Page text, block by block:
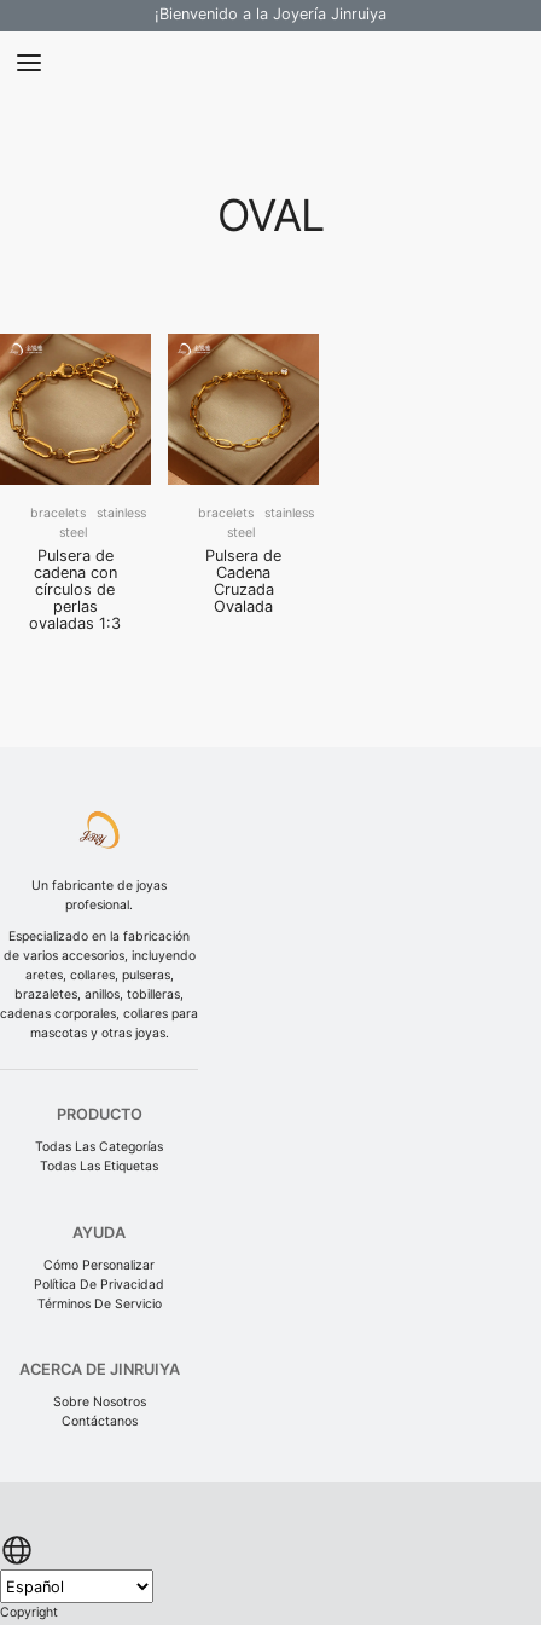
¡Bienvenido a la Joyería Jinruiya
OVAL
bracelets
stainless
steel
Pulsera de
cadena con
círculos de
perlas
ovaladas 1:3
bracelets
stainless
steel
Pulsera de
Cadena
Cruzada
Ovalada
Un fabricante de joyas
profesional.
Especializado en la fabricación
de varios accesorios, incluyendo
aretes, collares, pulseras,
brazaletes, anillos, tobilleras,
cadenas corporales, collares para
mascotas y otras joyas.
PRODUCTO
Todas Las Categorías
Todas Las Etiquetas
AYUDA
Cómo Personalizar
Política De Privacidad
Términos De Servicio
ACERCA DE JINRUIYA
Sobre Nosotros
Contáctanos
Copyright